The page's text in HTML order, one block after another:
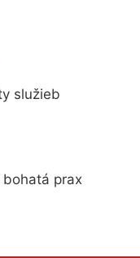
služieb
prax